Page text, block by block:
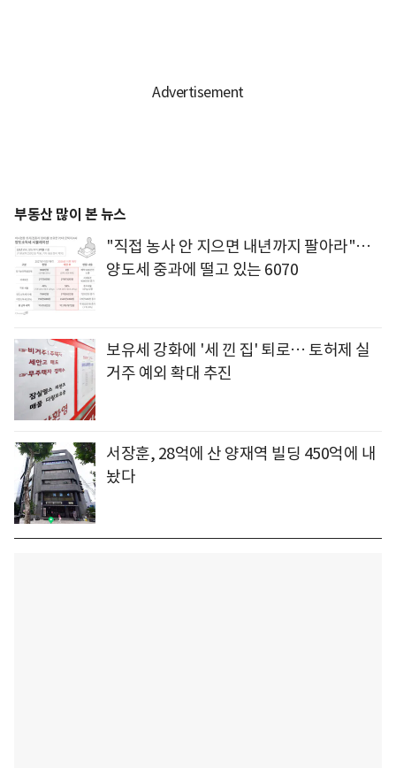
부동산 많이 본 뉴스
"직접 농사 안 지으면 내년까지 팔아라"…
양도세 중과에 떨고 있는 6070
보유세 강화에 '세 낀 집' 퇴로… 토허제 실
거주 예외 확대 추진
서장훈, 28억에 산 양재역 빌딩 450억에 내
놨다